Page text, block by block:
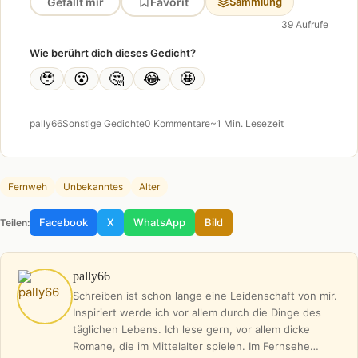
39 Aufrufe
Wie berührt dich dieses Gedicht?
🥹 😮 🤔 😂 🤩
pally66Sonstige Gedichte0 Kommentare~1 Min. Lesezeit
Fernweh Unbekanntes Alter
Teilen: Facebook X WhatsApp Bild
pally66
Schreiben ist schon lange eine Leidenschaft von mir.
Inspiriert werde ich vor allem durch die Dinge des
täglichen Lebens. Ich lese gern, vor allem dicke
Romane, die im Mittelalter spielen. Im Fernsehe…